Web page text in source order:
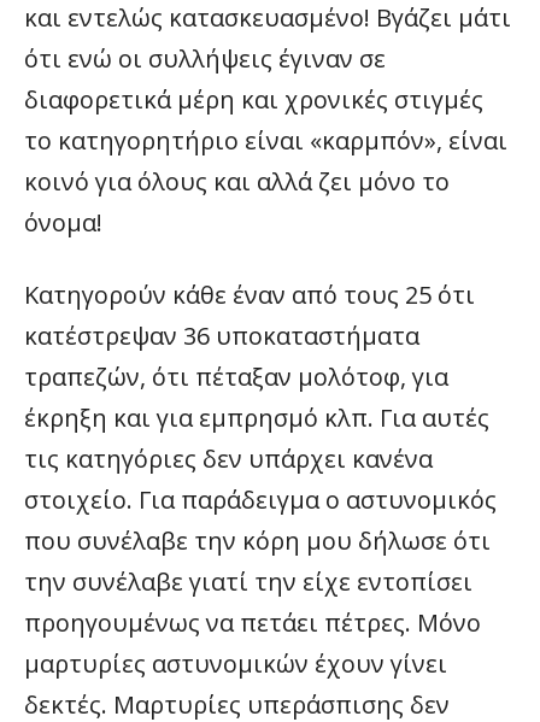
και εντελώς κατασκευασμένο! Βγάζει μάτι
ότι ενώ οι συλλήψεις έγιναν σε
διαφορετικά μέρη και χρονικές στιγμές
το κατηγορητήριο είναι «καρμπόν», είναι
κοινό για όλους και αλλά ζει μόνο το
όνομα!
Κατηγορούν κάθε έναν από τους 25 ότι
κατέστρεψαν 36 υποκαταστήματα
τραπεζών, ότι πέταξαν μολότοφ, για
έκρηξη και για εμπρησμό κλπ. Για αυτές
τις κατηγόριες δεν υπάρχει κανένα
στοιχείο. Για παράδειγμα ο αστυνομικός
που συνέλαβε την κόρη μου δήλωσε ότι
την συνέλαβε γιατί την είχε εντοπίσει
προηγουμένως να πετάει πέτρες. Μόνο
μαρτυρίες αστυνομικών έχουν γίνει
δεκτές. Μαρτυρίες υπεράσπισης δεν